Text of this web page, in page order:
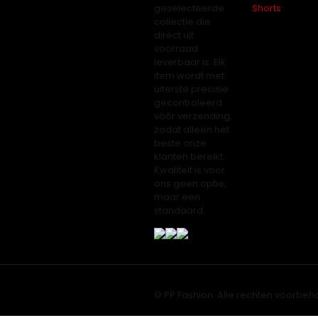
geselecteerde
collectie die
direct uit
voorraad
leverbaar is. Elk
item wordt met
uiterste precisie
gecontroleerd
vóór verzending,
zodat alleen het
beste onze
klanten bereikt.
Kwaliteit is voor
ons geen optie,
maar een
standaard.
Shorts
© PP Fashion. Alle rechten